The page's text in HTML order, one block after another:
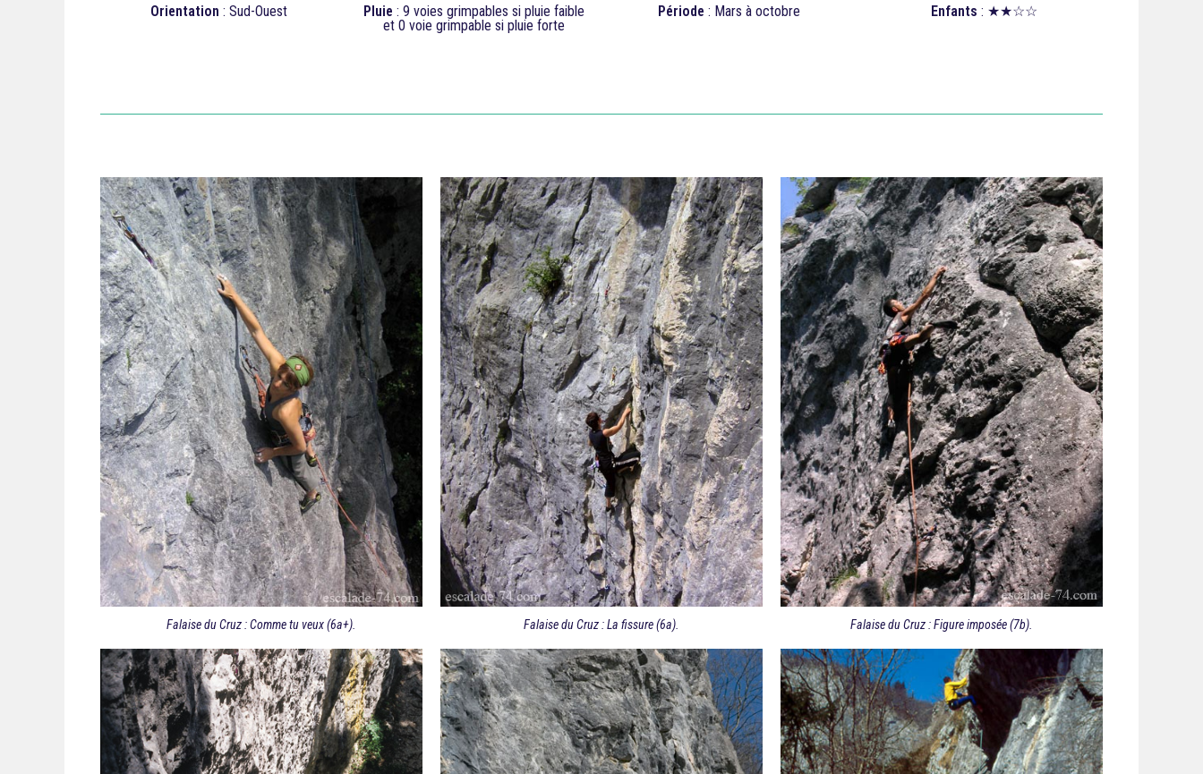
Orientation : Sud-Ouest Pluie : 9 voies grimpables si pluie faible
et 0 voie grimpable si pluie forte
Période : Mars à octobre Enfants : ★★☆☆
Falaise du Cruz : Comme tu veux (6a+). Falaise du Cruz : La fissure (6a). Falaise du Cruz : Figure imposée (7b).